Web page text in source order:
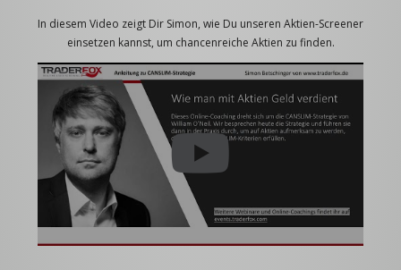
In diesem Video zeigt Dir Simon, wie Du unseren Aktien-Screener
einsetzen kannst, um chancenreiche Aktien zu finden.